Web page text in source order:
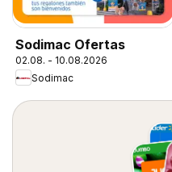
Sodimac Ofertas
02.08. - 10.08.2026
Sodimac